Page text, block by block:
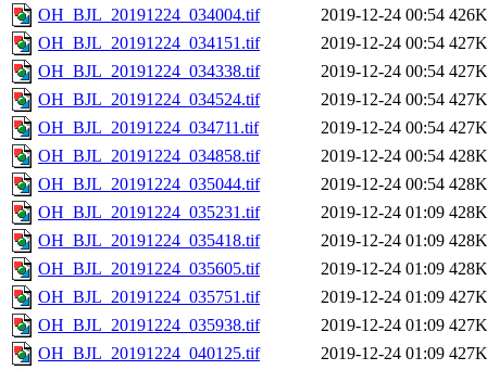
OH_BJL_20191224_034004.tif
2019-12-24 00:54 426K
OH_BJL_20191224_034151.tif
2019-12-24 00:54 427K
OH_BJL_20191224_034338.tif
2019-12-24 00:54 427K
OH_BJL_20191224_034524.tif
2019-12-24 00:54 427K
OH_BJL_20191224_034711.tif
2019-12-24 00:54 427K
OH_BJL_20191224_034858.tif
2019-12-24 00:54 428K
OH_BJL_20191224_035044.tif
2019-12-24 00:54 428K
OH_BJL_20191224_035231.tif
2019-12-24 01:09 428K
OH_BJL_20191224_035418.tif
2019-12-24 01:09 428K
OH_BJL_20191224_035605.tif
2019-12-24 01:09 428K
OH_BJL_20191224_035751.tif
2019-12-24 01:09 427K
OH_BJL_20191224_035938.tif
2019-12-24 01:09 427K
OH_BJL_20191224_040125.tif
2019-12-24 01:09 427K